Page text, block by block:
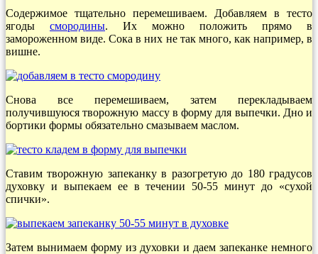
Содержимое тщательно перемешиваем. Добавляем в тесто
ягоды смородины. Их можно положить прямо в
замороженном виде. Сока в них не так много, как например, в
вишне.
Снова все перемешиваем, затем перекладываем
получившуюся творожную массу в форму для выпечки. Дно и
бортики формы обязательно смазываем маслом.
Ставим творожную запеканку в разогретую до 180 градусов
духовку и выпекаем ее в течении 50-55 минут до «сухой
спички».
Затем вынимаем форму из духовки и даем запеканке немного